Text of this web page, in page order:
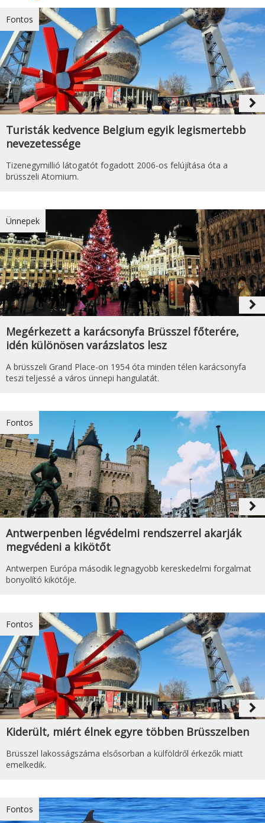
Fontos
navigate_next
Turisták kedvence Belgium egyik legismertebb
nevezetessége
Tizenegymillió látogatót fogadott 2006-os felújítása óta a
brüsszeli Atomium.
Ünnepek
navigate_next
Megérkezett a karácsonyfa Brüsszel főterére,
idén különösen varázslatos lesz
A brüsszeli Grand Place-on 1954 óta minden télen karácsonyfa
teszi teljessé a város ünnepi hangulatát.
Fontos
navigate_next
Antwerpenben légvédelmi rendszerrel akarják
megvédeni a kikötőt
Antwerpen Európa második legnagyobb kereskedelmi forgalmat
bonyolító kikötője.
Fontos
navigate_next
Kiderült, miért élnek egyre többen Brüsszelben
Brüsszel lakosságszáma elsősorban a külföldről érkezők miatt
emelkedik.
Fontos